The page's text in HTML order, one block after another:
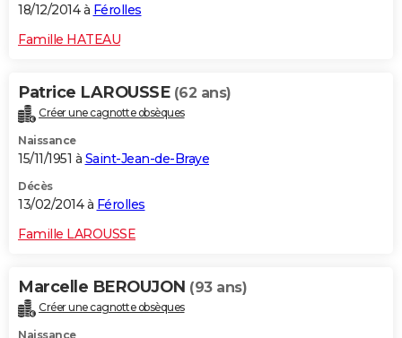
18/12/2014 à Férolles
Famille HATEAU
Patrice LAROUSSE (62 ans)
Créer une cagnotte obsèques
Naissance
15/11/1951 à Saint-Jean-de-Braye
Décès
13/02/2014 à Férolles
Famille LAROUSSE
Marcelle BEROUJON (93 ans)
Créer une cagnotte obsèques
Naissance